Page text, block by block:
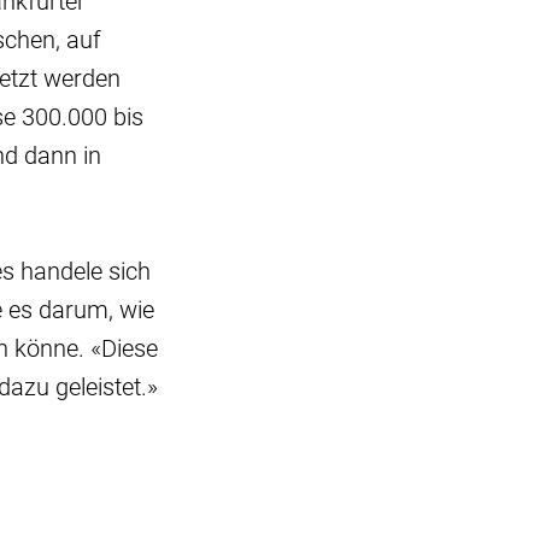
auf
werden
300.000 bis
dann in
handele sich
es darum, wie
«Diese
geleistet.»